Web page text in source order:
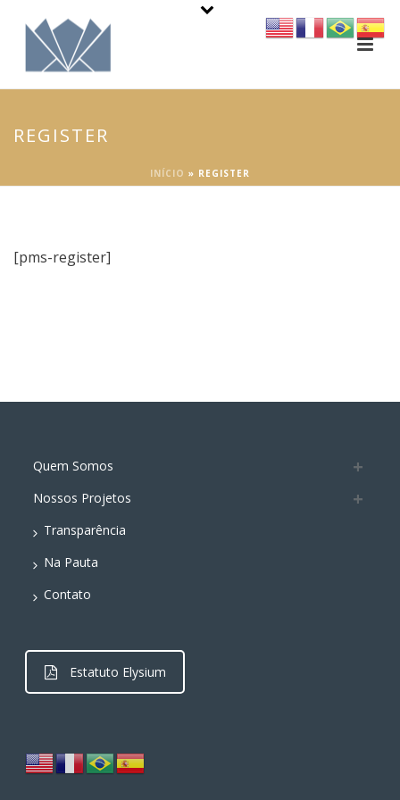
REGISTER
INÍCIO » REGISTER
[pms-register]
Quem Somos
Nossos Projetos
Transparência
Na Pauta
Contato
Estatuto Elysium